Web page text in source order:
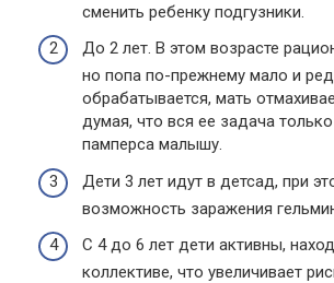
сменить ребенку подгузники.
До 2 лет. В этом возрасте
но попа по-прежнему мало и
обрабатывается, мать
думая, что вся ее задача
памперса малышу.
Дети 3 лет идут в детсад, при
возможность заражения
С 4 до 6 лет дети активны,
коллективе, что увеличивает